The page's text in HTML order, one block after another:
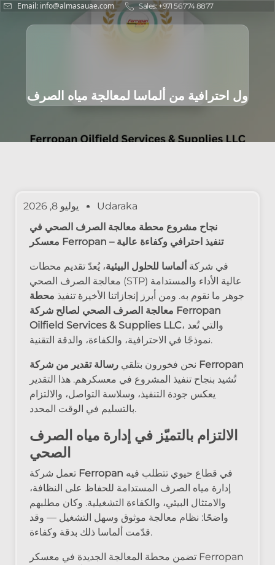
Email: info@almasauae.com Sales: +971 56 774 8877
ول احترافية من ألماسا لمعالجة مياه الصرف
يوليو 8, 2026
Udaraka
نجاح مشروع محطة معالجة الصرف الصحي في
معسكر Ferropan – تنفيذ احترافي وكفاءة عالية
في شركة ألماسا للحلول البيئية، يُعدّ تقديم محطات
معالجة الصرف الصحي (STP) عالية الأداء والمستدامة
جوهر ما نقوم به. ومن أبرز إنجازاتنا الأخيرة تنفيذ محطة
معالجة الصرف الصحي لصالح شركة Ferropan
Oilfield Services & Supplies LLC، والتي تُعد
نموذجًا في الاحترافية، والكفاءة، والدقة التقنية.
نحن فخورون بتلقي رسالة تقدير من شركة Ferropan
تُشيد بنجاح تنفيذ المشروع في معسكرهم. هذا التقدير
يعكس جودة التنفيذ، وسلاسة التواصل، والالتزام
بالتسليم في الوقت المحدد.
الالتزام بالتميّز في إدارة مياه الصرف
الصحي
Ferropan
إدارة مياه الصرف المستدامة للحفاظ على النظافة،
والامتثال البيئي، والكفاءة التشغيلية. وكان مطلبهم
واضحًا: نظام معالجة موثوق وسهل التشغيل — وقد
قدّمت ألماسا ذلك بدقة وكفاءة.
تضمن محطة المعالجة الجديدة في معسكر Ferropan